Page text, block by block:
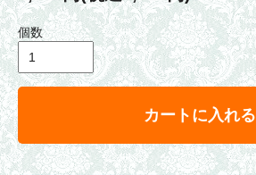
個数
カートに入れる